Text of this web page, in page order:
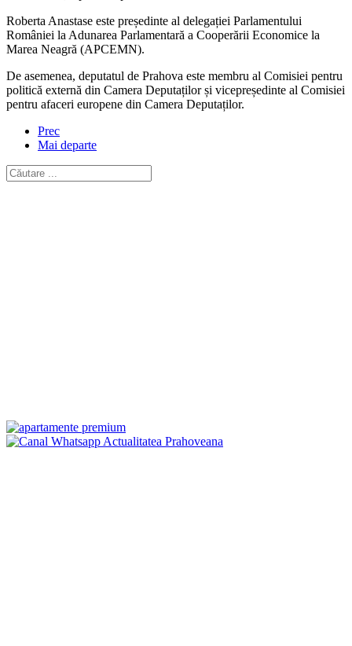
Roberta Anastase este președinte al delegației Parlamentului
României la Adunarea Parlamentară a Cooperării Economice la
Marea Neagră (APCEMN).
De asemenea, deputatul de Prahova este membru al Comisiei pentru
politică externă din Camera Deputaților și vicepreședinte al Comisiei
pentru afaceri europene din Camera Deputaților.
Prec
Mai departe